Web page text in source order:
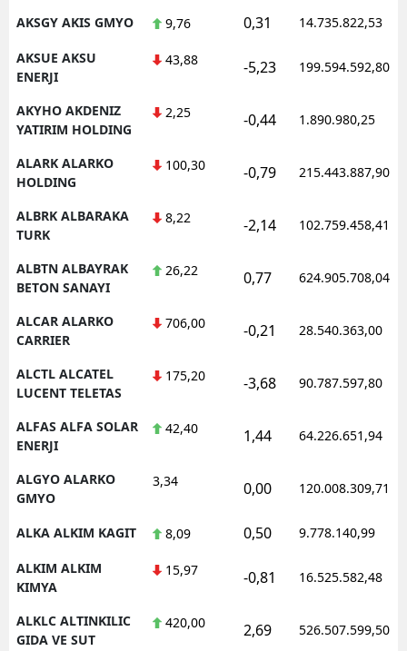
AKSGY AKIS GMYO 9,76 0,31 14.735.822,53
AKSUE AKSU
ENERJI
43,88 -5,23 199.594.592,80
AKYHO AKDENIZ
YATIRIM HOLDING
2,25 -0,44 1.890.980,25
ALARK ALARKO
HOLDING
100,30 -0,79 215.443.887,90
ALBRK ALBARAKA
TURK
8,22 -2,14 102.759.458,41
ALBTN ALBAYRAK
BETON SANAYI
26,22 0,77 624.905.708,04
ALCAR ALARKO
CARRIER
706,00 -0,21 28.540.363,00
ALCTL ALCATEL
LUCENT TELETAS
175,20 -3,68 90.787.597,80
ALFAS ALFA SOLAR
ENERJI
42,40 1,44 64.226.651,94
ALGYO ALARKO
GMYO
3,34 0,00 120.008.309,71
ALKA ALKIM KAGIT 8,09 0,50 9.778.140,99
ALKIM ALKIM
KIMYA
15,97 -0,81 16.525.582,48
ALKLC ALTINKILIC
GIDA VE SUT
420,00 2,69 526.507.599,50